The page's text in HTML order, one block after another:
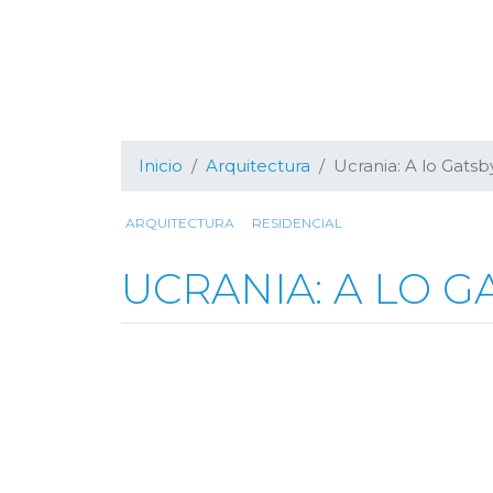
Inicio Arquitectura Ucrania: A lo
ARQUITECTURA RESIDENCIAL
UCRANIA: A LO